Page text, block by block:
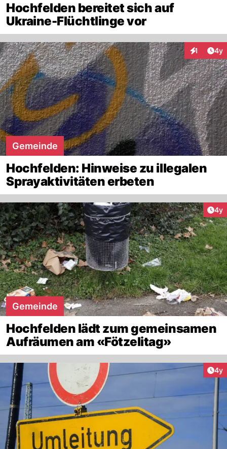
Hochfelden bereitet sich auf
Ukraine-Flüchtlinge vor
1 4y
Gemeinde
Hochfelden: Hinweise zu illegalen
Sprayaktivitäten erbeten
4y
Gemeinde
Hochfelden lädt zum gemeinsamen
Aufräumen am «Fötzelitag»
4y